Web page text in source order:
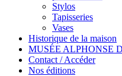
Stylos
Tapisseries
Vases
Historique de la maison
MUSÉE ALPHONSE
Contact / Accéder
Nos éditions